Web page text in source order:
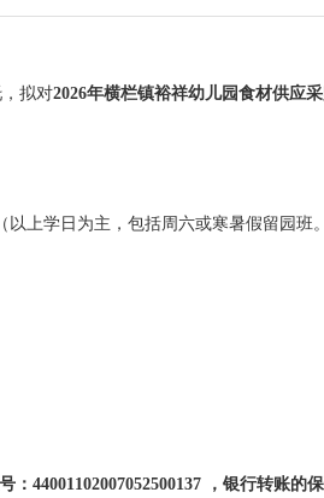
，拟对2026年横栏镇裕祥幼儿园食材供应采
上学日为主，包括周六或寒暑假留园班
：44001102007052500137 ，银行转账的